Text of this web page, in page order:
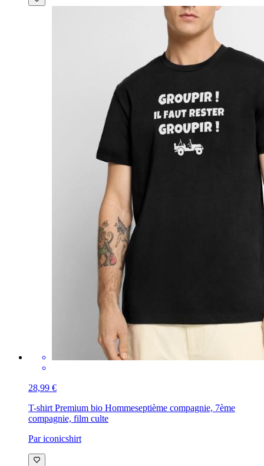
28,99 €
T-shirt Premium bio Hommeseptième compagnie, 7ème
compagnie, film culte
Par iconicshirt